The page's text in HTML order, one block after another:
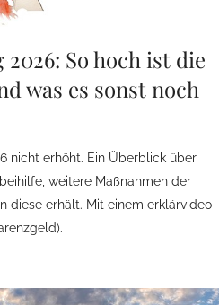
So hoch ist die
was es sonst noch
nicht erhöht. Ein Überblick über
weitere Maßnahmen der
diese erhält. Mit einem erklärvideo